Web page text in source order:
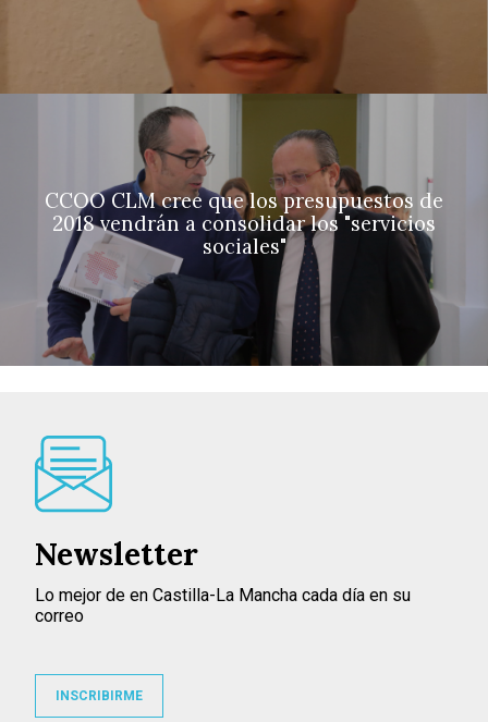
CCOO CLM cree que los presupuestos de
2018 vendrán a consolidar los "servicios
sociales"
Newsletter
Lo mejor de en Castilla-La Mancha cada día en su
correo
INSCRIBIRME